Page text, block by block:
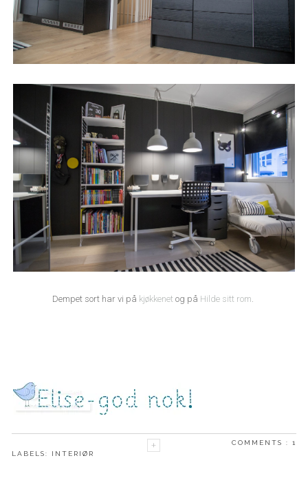
Dempet sort har vi på kjøkkenet og på Hilde sitt rom.
COMMENTS : 1
LABELS: INTERIØR